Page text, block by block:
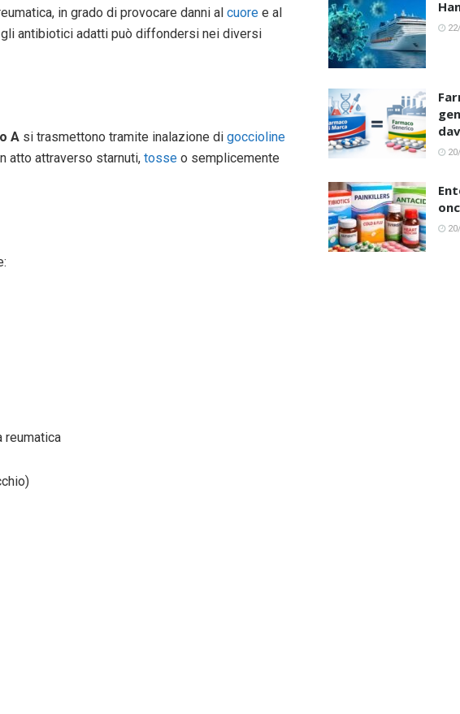
in grado di provocare danni al cuore e al
antibiotici adatti può diffondersi nei diversi
A si trasmettono tramite inalazione di goccioline
atto attraverso starnuti, tosse o semplicemente
reumatica